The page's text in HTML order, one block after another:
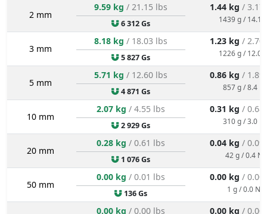
2 mm
9.59 kg / 21.15 lbs
6 312 Gs
1.44 kg / 3.17
1439 g / 14.1
3 mm
8.18 kg / 18.03 lbs
5 827 Gs
1.23 kg / 2.70
1226 g / 12.0
5 mm
5.71 kg / 12.60 lbs
4 871 Gs
0.86 kg / 1.89
857 g / 8.4 N
10 mm
2.07 kg / 4.55 lbs
2 929 Gs
0.31 kg / 0.68
310 g / 3.0 N
20 mm
0.28 kg / 0.61 lbs
1 076 Gs
0.04 kg / 0.09
42 g / 0.4 N
50 mm
0.00 kg / 0.01 lbs
136 Gs
0.00 kg / 0.00
1 g / 0.0 N
0.00 kg / 0.00 lbs 0.00 kg / 0.00